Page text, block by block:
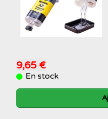
9,65 €
En stock